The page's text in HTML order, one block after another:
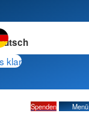
wechseln zu
klar
Spenden Menü